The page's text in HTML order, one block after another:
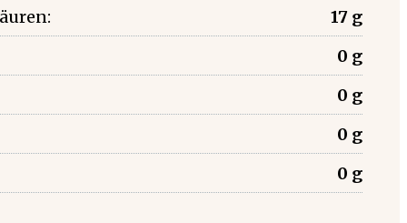
17 g
0 g
0 g
0 g
0 g